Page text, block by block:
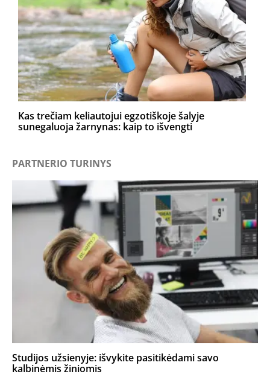
Kas trečiam keliautojui egzotiškoje šalyje
sunegaluoja žarnynas: kaip to išvengti
PARTNERIO TURINYS
Studijos užsienyje: išvykite pasitikėdami savo
kalbinėmis žiniomis